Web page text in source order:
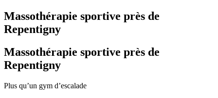
Massothérapie sportive près de
Repentigny
Massothérapie sportive près de
Repentigny
Plus qu’un gym d’escalade